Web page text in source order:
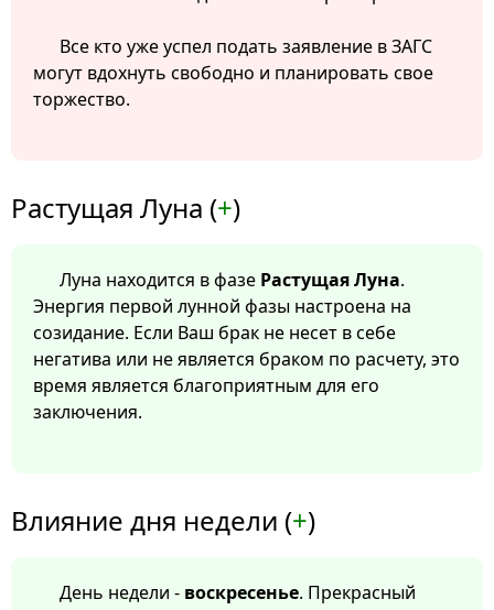
Все кто уже успел подать заявление в ЗАГС
могут вдохнуть свободно и планировать свое
торжество.
Растущая Луна (+)
Луна находится в фазе Растущая Луна.
Энергия первой лунной фазы настроена на
созидание. Если Ваш брак не несет в себе
негатива или не является браком по расчету, это
время является благоприятным для его
заключения.
Влияние дня недели (+)
День недели - воскресенье. Прекрасный